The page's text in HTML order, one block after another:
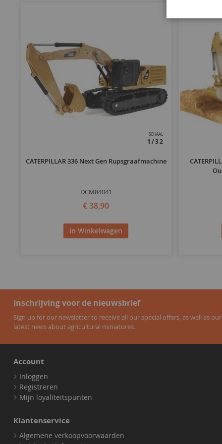
SCHAAL
1/32
CATERPILLAR 336 Next Gen Rupsgraafmachine
DCM84041
€ 38,90
In Winkelwagen
Inschrijving voor de nieuwsbrief
Sign up for our newsletter to receive all our special offers, as well as our
latest news about agricultural miniatures.
Account
Inloggen
Registreren
Mijn loyaliteitspunten
Klantenservice
Algemene verkoopvoorwaarden